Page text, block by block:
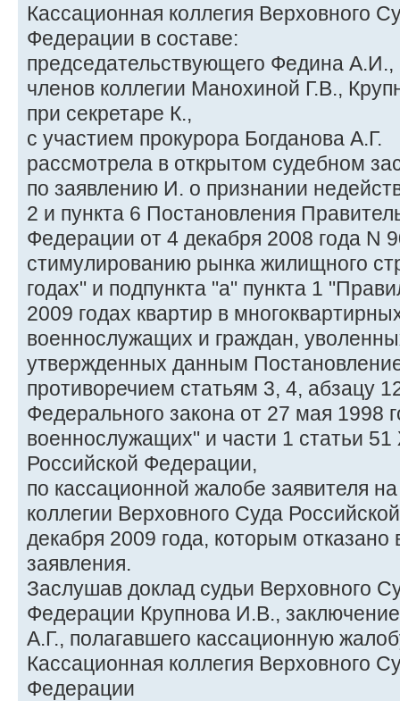
Кассационная коллегия Верховного
Федерации в составе:
председательствующего Федина А.И.,
членов коллегии Манохиной Г.В.,
при секретаре К.,
с участием прокурора Богданова А.Г.
рассмотрела в открытом судебном
по заявлению И. о признании
2 и пункта 6 Постановления
Федерации от 4 декабря 2008 года N
стимулированию рынка жилищного
годах" и подпункта "а" пункта 1
2009 годах квартир в
военнослужащих и граждан,
утвержденных данным
противоречием статьям 3, 4, абзацу
Федерального закона от 27 мая 1998
военнослужащих" и части 1 статьи
Российской Федерации,
по кассационной жалобе заявителя
коллегии Верховного Суда
декабря 2009 года, которым отказано
заявления.
Заслушав доклад судьи Верховного
Федерации Крупнова И.В.,
А.Г., полагавшего кассационную
Кассационная коллегия Верховного
Федерации